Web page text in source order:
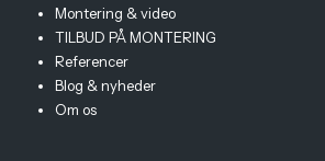
Montering & video
TILBUD PÅ MONTERING
Referencer
Blog & nyheder
Om os